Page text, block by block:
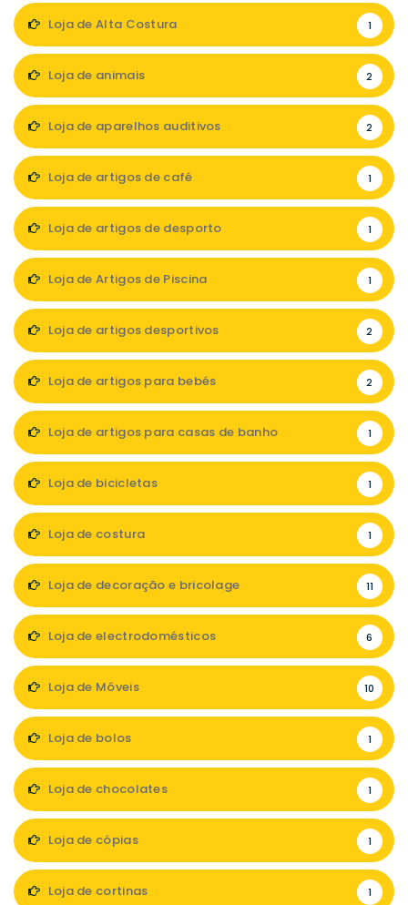
Loja de Alta Costura 1
Loja de animais 2
Loja de aparelhos auditivos 2
Loja de artigos de café 1
Loja de artigos de desporto 1
Loja de Artigos de Piscina 1
Loja de artigos desportivos 2
Loja de artigos para bebés 2
Loja de artigos para casas de banho 1
Loja de bicicletas 1
Loja de costura 1
Loja de decoração e bricolage 11
Loja de electrodomésticos 6
Loja de Móveis 10
Loja de bolos 1
Loja de chocolates 1
Loja de cópias 1
Loja de cortinas 1